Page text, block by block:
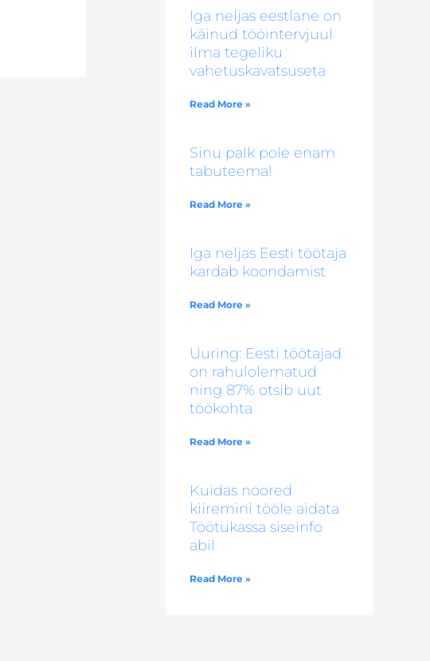
Iga neljas eestlane on
käinud tööintervjuul
ilma tegeliku
vahetuskavatsuseta
Read More »
Sinu palk pole enam
tabuteema!
Read More »
Iga neljas Eesti töötaja
kardab koondamist
Read More »
Uuring: Eesti töötajad
on rahulolematud
ning 87% otsib uut
töökohta
Read More »
Kuidas noored
kiiremini tööle aidata
Töötukassa siseinfo
abil
Read More »